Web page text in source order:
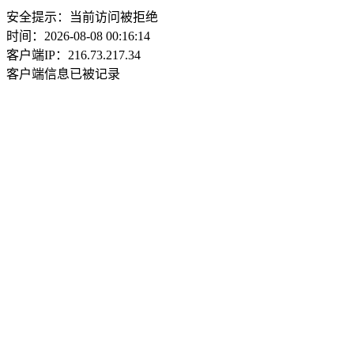
安全提示：当前访问被拒绝
时间：2026-08-08 00:16:14
客户端IP：216.73.217.34
客户端信息已被记录